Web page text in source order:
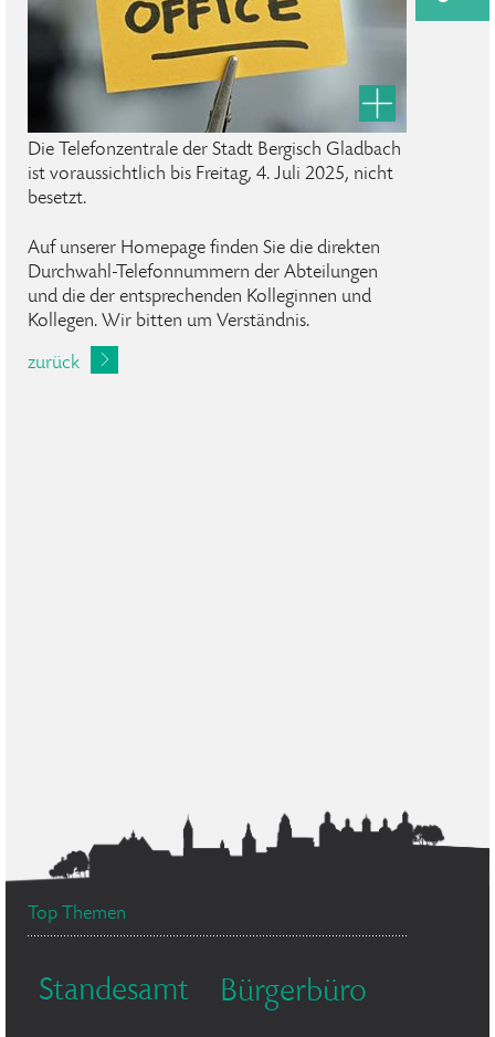
Die Telefonzentrale der Stadt Bergisch Gladbach
ist voraussichtlich bis Freitag, 4. Juli 2025, nicht
besetzt.
Auf unserer Homepage finden Sie die direkten
Durchwahl-Telefonnummern der Abteilungen
und die der entsprechenden Kolleginnen und
Kollegen. Wir bitten um Verständnis.
zurück
Top Themen
Standesamt Bürgerbüro